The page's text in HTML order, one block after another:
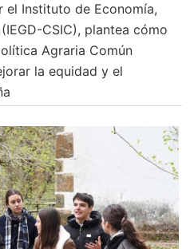
el Instituto de Economía,
CSIC), plantea cómo
Agraria Común
la equidad y el